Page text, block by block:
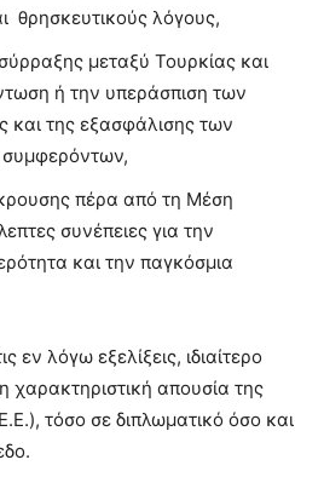
θρησκευτικούς λόγους,
μεταξύ Τουρκίας και
ή την υπεράσπιση των
και της εξασφάλισης των
συμφερόντων,
πέρα από τη Μέση
συνέπειες για την
και την παγκόσμια
λόγω εξελίξεις, ιδιαίτερο
χαρακτηριστική απουσία της
τόσο σε διπλωματικό όσο και